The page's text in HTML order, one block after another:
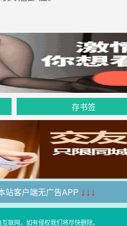
存书签
站客户端无广告APP ↓↓↓
联网，如有侵权我们将尽快删除。